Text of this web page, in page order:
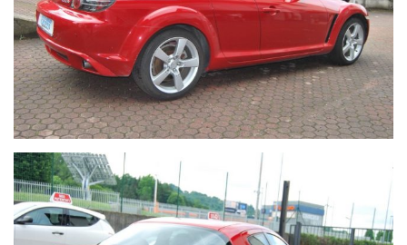
Potrete visitarci a Barzanò, in via IV Novembre 113 e il nostro
numero di telefono è 039-9210911.
I nostri orari di apertura sono dal lunedì al venerdì dalle 9:00
alle 12:00 e dalle 14:30 alle 19:00 mentre il sabato dalle 9:00
alle 12:00 e dalle 15:30 alle 18:30.
Vi invitiamo a contattare telefonicamente i nostri uffici per
optional indicati nell'inserzione, tenendo presente che
utilizziamo un programma automatizzato per il caricamento
degli annunci e potrebbero esserci delle incongruenze
nell'annuncio stesso.